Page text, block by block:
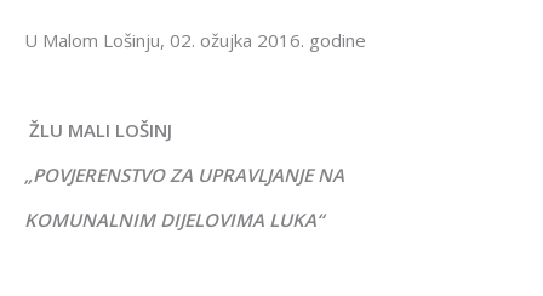
U Malom Lošinju, 02. ožujka 2016. godine
ŽLU MALI LOŠINJ
„POVJERENSTVO ZA UPRAVLJANJE NA
KOMUNALNIM DIJELOVIMA LUKA“